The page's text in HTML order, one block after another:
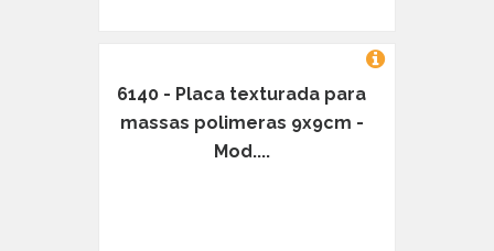
6140 - Placa texturada para
massas polimeras 9x9cm -
Mod....